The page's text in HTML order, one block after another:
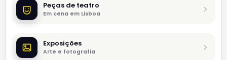
Peças de teatro
Em cena em Lisboa
Exposições
Arte e fotografia